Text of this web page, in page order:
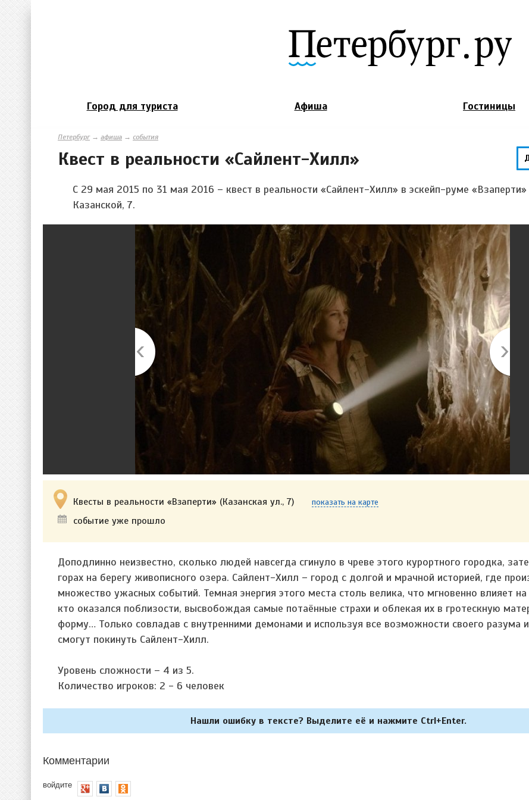
Город для туриста Афиша Гостиницы
Петербург→ афиша → события
Квест в реальности «Сайлент-Хилл»
С 29 мая 2015 по 31 мая 2016 – квест в реальности «Сайлент-Хилл» в эскейп-руме «Взаперти»
Казанской, 7.
Квесты в реальности «Взаперти» (Казанская ул., 7) показать на карте
событие уже прошло
Доподлинно неизвестно, сколько людей навсегда сгинуло в чреве этого курортного городка,
горах на берегу живописного озера. Сайлент-Хилл – город с долгой и мрачной историей, где
множество ужасных событий. Темная энергия этого места столь велика, что мгновенно влияет
кто оказался поблизости, высвобождая самые потаённые страхи и облекая их в гротескную
форму… Только совладав с внутренними демонами и используя все возможности своего разума
смогут покинуть Сайлент-Хилл.
Уровень сложности – 4 из 5.
Количество игроков: 2 - 6 человек
Нашли ошибку в тексте? Выделите её и нажмите Ctrl+Enter.
Комментарии
войдите